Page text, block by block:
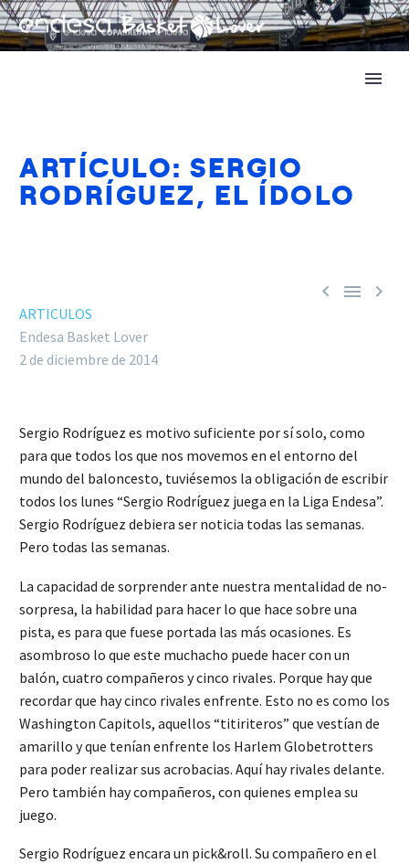
ARTÍCULO: SERGIO
RODRÍGUEZ, EL ÍDOLO
  
ARTICULOS
Endesa Basket Lover
2 de diciembre de 2014
Sergio Rodríguez es motivo suficiente por sí solo, como
para que todos los que nos movemos en el entorno del
mundo del baloncesto, tuviésemos la obligación de escribir
todos los lunes “Sergio Rodríguez juega en la Liga Endesa”.
Sergio Rodríguez debiera ser noticia todas las semanas.
Pero todas las semanas.
La capacidad de sorprender ante nuestra mentalidad de no-
sorpresa, la habilidad para hacer lo que hace sobre una
pista, es para que fuese portada las más ocasiones. Es
asombroso lo que este muchacho puede hacer con un
balón, cuatro compañeros y cinco rivales. Porque hay que
recordar que hay cinco rivales enfrente. Esto no es como los
Washington Capitols, aquellos “titiriteros” que vestían de
amarillo y que tenían enfrente los Harlem Globetrotters
para poder realizar sus acrobacias. Aquí hay rivales delante.
Pero también hay compañeros, con quienes emplea su
juego.
Sergio Rodríguez encara un pick&roll. Su compañero en el